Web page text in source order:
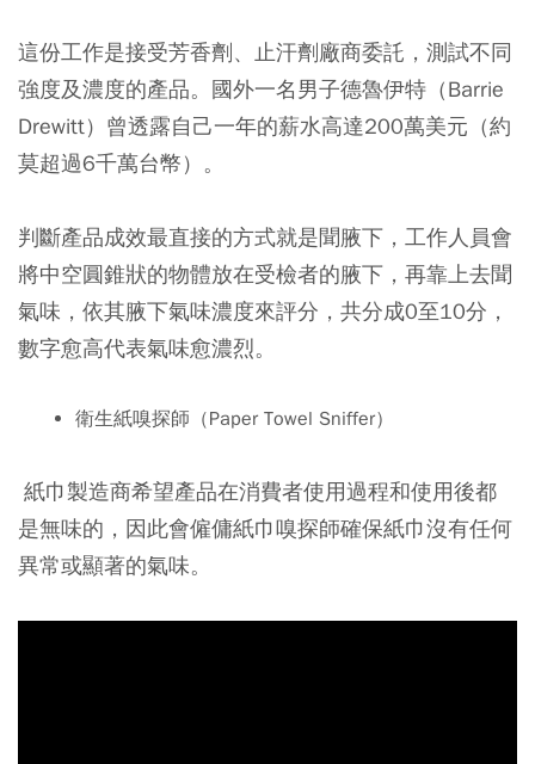
這份工作是接受芳香劑、止汗劑廠商委託，測試不同
強度及濃度的產品。國外一名男子德魯伊特（Barrie
Drewitt）曾透露自己一年的薪水高達200萬美元（約
莫超過6千萬台幣）。
判斷產品成效最直接的方式就是聞腋下，工作人員會
將中空圓錐狀的物體放在受檢者的腋下，再靠上去聞
氣味，依其腋下氣味濃度來評分，共分成0至10分，
數字愈高代表氣味愈濃烈。
衛生紙嗅探師（Paper Towel Sniffer）
紙巾製造商希望產品在消費者使用過程和使用後都
是無味的，因此會僱傭紙巾嗅探師確保紙巾沒有任何
異常或顯著的氣味。